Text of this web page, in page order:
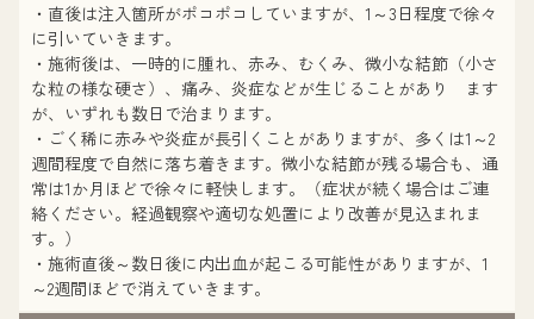
・直後は注入箇所がポコポコしていますが、1～3日程度で徐々
に引いていきます。
・施術後は、一時的に腫れ、赤み、むくみ、微小な結節（小さ
な粒の様な硬さ）、痛み、炎症などが生じることがあり ます
が、いずれも数日で治まります。
・ごく稀に赤みや炎症が長引くことがありますが、多くは1～2
週間程度で自然に落ち着きます。微小な結節が残る場合も、通
常は1か月ほどで徐々に軽快します。（症状が続く場合はご連
絡ください。経過観察や適切な処置により改善が見込まれま
す。）
・施術直後～数日後に内出血が起こる可能性がありますが、1
～2週間ほどで消えていきます。